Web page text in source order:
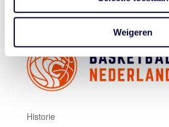
Weigeren
Historie